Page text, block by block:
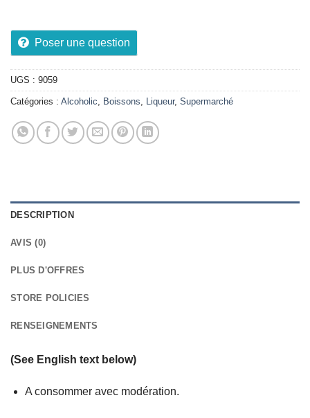
Poser une question
UGS : 9059
Catégories : Alcoholic, Boissons, Liqueur, Supermarché
DESCRIPTION
AVIS (0)
PLUS D'OFFRES
STORE POLICIES
RENSEIGNEMENTS
(See English text below)
A consommer avec modération.